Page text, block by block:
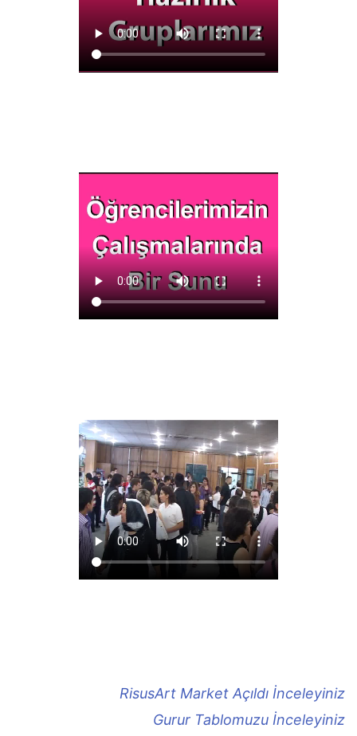
RisusArt Market Açıldı İnceleyiniz
Gurur Tablomuzu İnceleyiniz